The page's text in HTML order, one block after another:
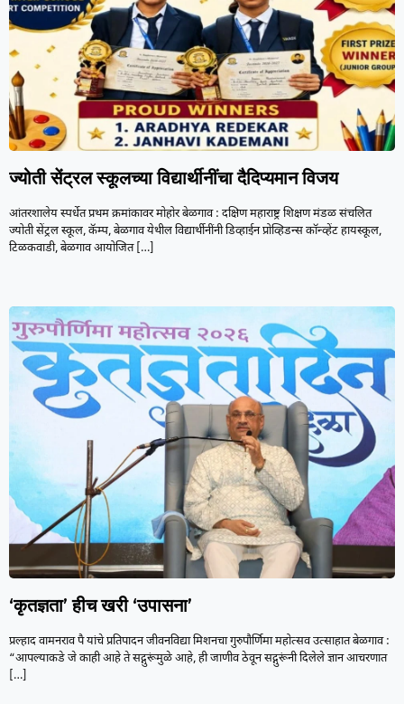
ज्योती सेंट्रल स्कूलच्या विद्यार्थीनींचा दैदिप्यमान विजय
आंतरशालेय स्पर्धेत प्रथम क्रमांकावर मोहोर बेळगाव : दक्षिण महाराष्ट्र शिक्षण मंडळ संचलित
ज्योती सेंट्रल स्कूल, कॅम्प, बेळगाव येथील विद्यार्थीनींनी डिव्हाईन प्रोव्हिडन्स कॉन्व्हेंट हायस्कूल,
टिळकवाडी, बेळगाव आयोजित[…]
‘कृतज्ञता’ हीच खरी ‘उपासना’
प्रल्हाद वामनराव पै यांचे प्रतिपादन जीवनविद्या मिशनचा गुरुपौर्णिमा महोत्सव उत्साहात बेळगाव :
“आपल्याकडे जे काही आहे ते सद्गुरूंमुळे आहे, ही जाणीव ठेवून सद्गुरूंनी दिलेले ज्ञान आचरणात
[…]